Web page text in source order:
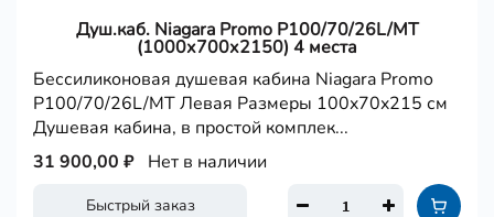
Душ.каб. Niagara Promo P100/70/26L/MT
(1000х700х2150) 4 места
Бессиликоновая душевая кабина Niagara Promo
P100/70/26L/MT Левая Размеры 100x70x215 см
Душевая кабина, в простой комплек...
Быстрый заказ
31 900,00 ₽ Нет в наличии